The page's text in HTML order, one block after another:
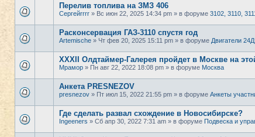
Перелив топлива на ЗМЗ 406
Сергейrrrr » Вс июн 22, 2025 14:34 pm » в форуме 3102, 3110,
Расконсервация ГАЗ-3110 спустя год
Artemische » Чт фев 20, 2025 15:11 pm » в форуме Двигатели
XXXII Олдтаймер-Галерея пройдет в Москве на
Мрамор » Пн авг 22, 2022 18:08 pm » в форуме Москва
Анкета PRESNEZOV
presnezov » Пт июл 15, 2022 21:55 pm » в форуме Анкеты
Где сделать развал схождение в Новосибирске?
Ingeeners » Сб апр 30, 2022 7:31 am » в форуме Подвеска и